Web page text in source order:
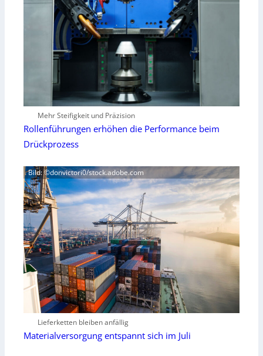
Mehr Steifigkeit und Präzision
Rollenführungen erhöhen die Performance beim
Drückprozess
Bild: ©donvictori0/stock.adobe.com
Lieferketten bleiben anfällig
Materialversorgung entspannt sich im Juli